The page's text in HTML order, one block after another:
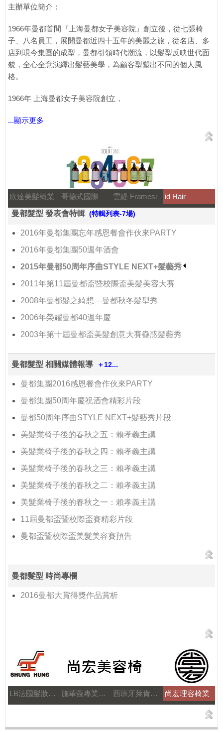
主辦單位簡介：
1966年曼都首間『上海曼都女子美容院』創立後，從七張椅
子、八名員工，展開曼都近四十五年的美麗之旅，從名店、多
店到現今集團的成型，曼都引領時代潮流，以髮型反映世代面
貌，全心全意演繹出髮藝美學，為顧客型塑出不同的個人風
格。
1966年 上海曼都女子美容院創立，
...顯示更多
欣達美髮椅業 哥德式國際 雲緹 Framesi
id Hair
曼都髮型 發表會特輯 (特輯列表-7場)
2016年曼都集團忘年感恩餐會作伙來PARTY
2016年曼都集團50週年酒會
2015年曼都50周年序曲STYLE NEXT+髮藝秀
2011年第11屆曼都盃暨校際盃美髮美容大賽
2008年曼都髮之綺想—曼都秋冬髮型秀
2006年榮耀曼都40週年慶
2003年第十屆曼都盃美髮創意大賽蠱惑髮藝秀
曼都髮型 相關媒體報導 ＋12...
曼都集團2016感恩餐會作伙來PARTY
曼都集團50周年慶祝酒會精彩片段
曼都50周年序曲STYLE NEXT+髮藝秀片段
美髮業椅子後的春秋之五：賴孝義主講
美髮業椅子後的春秋之四：賴孝義主講
美髮業椅子後的春秋之三：賴孝義主講
美髮業椅子後的春秋之二：賴孝義主講
美髮業椅子後的春秋之一：賴孝義主講
11屆曼都盃暨校際盃賽精彩片段
曼都盃暨校際盃美髮美容賽預告
曼都髮型 時尚專欄
2016曼都大賞得獎作品賞析
LB法國髮妝之鑰 施華蔻專業美髮 西班牙萊肯髮品 尚宏理容椅業